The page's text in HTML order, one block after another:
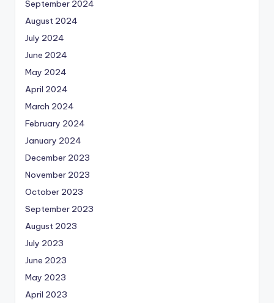
September 2024
August 2024
July 2024
June 2024
May 2024
April 2024
March 2024
February 2024
January 2024
December 2023
November 2023
October 2023
September 2023
August 2023
July 2023
June 2023
May 2023
April 2023